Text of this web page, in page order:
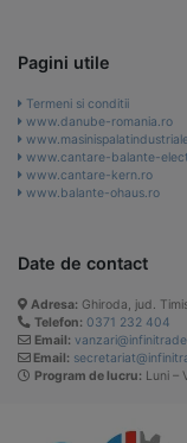
Pagini utile
Termeni si conditii
www.danube-romania.ro
www.cantare-balante-
www.cantare-kern.ro
www.balante-ohaus.ro
Date de contact
Adresa: Ghiroda, jud.
Telefon: 0371 232 404
Email:
Email:
Program de lucru: Luni –